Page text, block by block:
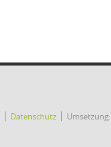
Datenschutz Umsetzung: